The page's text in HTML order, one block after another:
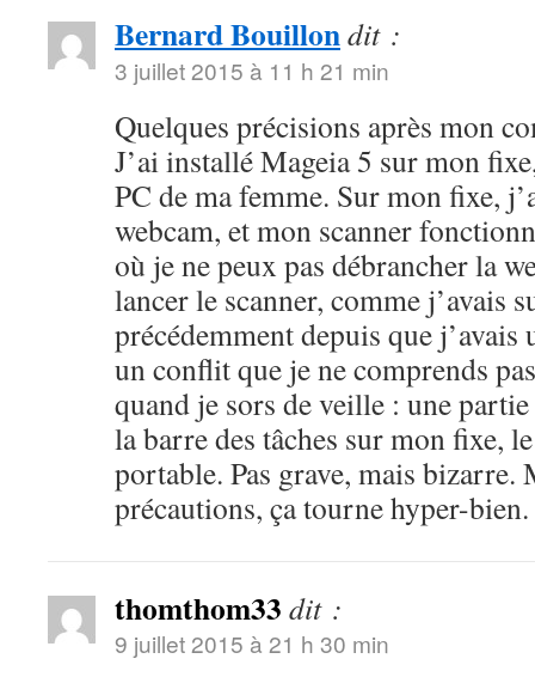
Bernard Bouillondit :
3 juillet 2015 à 11 h 21 min
Quelques précisions après mon
J’ai installé Mageia 5 sur mon
PC de ma femme. Sur mon fixe,
webcam, et mon scanner
où je ne peux pas débrancher la
lancer le scanner, comme j’avais
précédemment depuis que
un conflit que je ne comprends
quand je sors de veille : une
la barre des tâches sur mon fixe,
portable. Pas grave, mais bizarre.
précautions, ça tourne hyper-bien.
thomthom33 dit :
9 juillet 2015 à 21 h 30 min